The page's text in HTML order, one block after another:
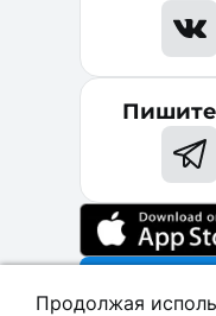
Продолжая